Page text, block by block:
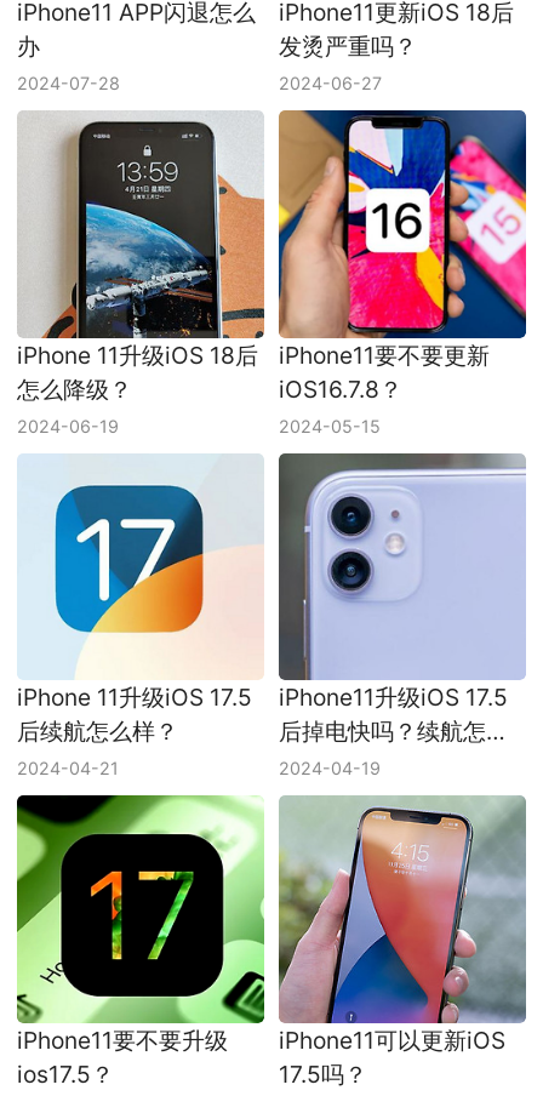
iPhone11 APP闪退怎么
办
2024-07-28
iPhone11更新iOS 18后
发烫严重吗？
2024-06-27
iPhone 11升级iOS 18后
怎么降级？
2024-06-19
iPhone11要不要更新
iOS16.7.8？
2024-05-15
iPhone 11升级iOS 17.5
后续航怎么样？
2024-04-21
iPhone11升级iOS 17.5
后掉电快吗？续航怎么
样？
2024-04-19
iPhone11要不要升级
ios17.5？
iPhone11可以更新iOS
17.5吗？